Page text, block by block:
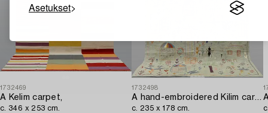
Asetukset
1732469
A Kelim carpet,
c. 346 x 253 cm.
1732498
A hand-embroidered Kilim carpet,
c. 235 x 178 cm.